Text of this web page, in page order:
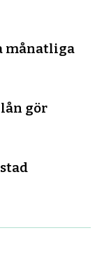
månatliga
gör